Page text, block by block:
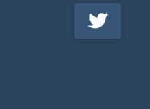
Twitter